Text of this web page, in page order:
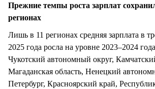
Прежние темпы роста зарплат
регионах
Лишь в 11 регионах средняя зарплата в
2025 года росла на уровне 2023–2024
Чукотский автономный округ,
Магаданская область, Ненецкий
Петербург, Красноярский край,